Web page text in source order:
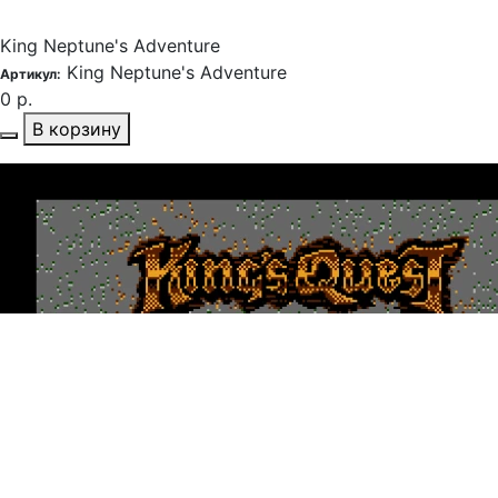
King Neptune's Adventure
Артикул: King Neptune's Adventure
0 р.
В корзину